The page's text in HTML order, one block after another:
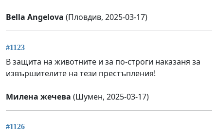
Bella Angelova (Пловдив, 2025-03-17)
#1123
В защита на животните и за по-строги наказаня за
извършителите на тези престъпления!
Милена жечева (Шумен, 2025-03-17)
#1126